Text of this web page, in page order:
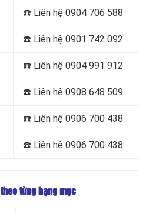
☎️ Liên hệ 0904 706 588
☎️ Liên hệ 0901 742 092
☎️ Liên hệ 0904 991 912
☎️ Liên hệ 0908 648 509
☎️ Liên hệ 0906 700 438
☎️ Liên hệ 0906 700 438
theo từng hạng mục